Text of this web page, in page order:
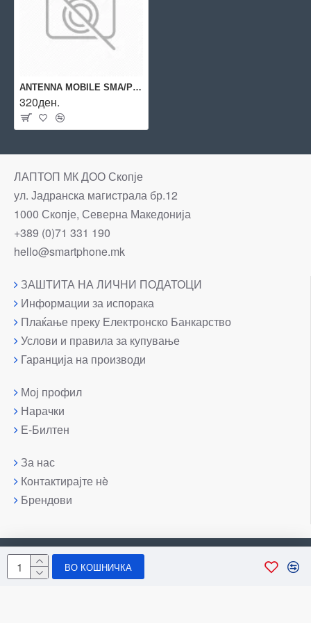
ВО КОШНИЧКА
ANTENNA MOBILE SMA/PR1US440 TELTONIKA
320ден.
ЛАПТОП МК ДОО Скопје
ул. Јадранска магистрала бр.12
1000 Скопје, Северна Македонија
+389 (0)71 331 190
hello@smartphone.mk
ЗАШТИТА НА ЛИЧНИ ПОДАТОЦИ
Информации за испорака
Плаќање преку Електронско Банкарство
Услови и правила за купување
Гаранција на производи
Мој профил
Нарачки
Е-Билтен
За нас
Контактирајте нè
Брендови
Copyright © 2007-2026, Лаптоп МК